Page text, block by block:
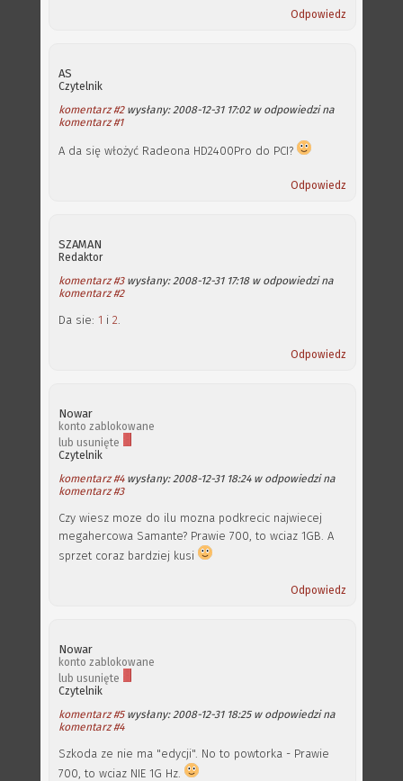
Odpowiedz
AS
Czytelnik
komentarz #2wysłany: 2008-12-31 17:02 w odpowiedzi na
komentarz #1
A da się włożyć Radeona HD2400Pro do PCI?
Odpowiedz
SZAMAN
Redaktor
komentarz #3wysłany: 2008-12-31 17:18 w odpowiedzi na
komentarz #2
Da sie: 1 i 2.
Odpowiedz
Nowar
konto zablokowane
lub usunięte
Czytelnik
komentarz #4wysłany: 2008-12-31 18:24 w odpowiedzi na
komentarz #3
Czy wiesz moze do ilu mozna podkrecic najwiecej
megahercowa Samante? Prawie 700, to wciaz 1GB. A
sprzet coraz bardziej kusi
Odpowiedz
Nowar
konto zablokowane
lub usunięte
Czytelnik
komentarz #5wysłany: 2008-12-31 18:25 w odpowiedzi na
komentarz #4
Szkoda ze nie ma "edycji". No to powtorka - Prawie
700, to wciaz NIE 1G Hz.